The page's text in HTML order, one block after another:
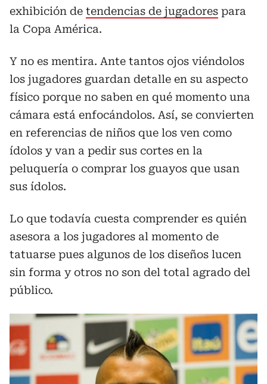
exhibición de tendencias de jugadores para
la Copa América.
Y no es mentira. Ante tantos ojos viéndolos
los jugadores guardan detalle en su aspecto
físico porque no saben en qué momento una
cámara está enfocándolos. Así, se convierten
en referencias de niños que los ven como
ídolos y van a pedir sus cortes en la
peluquería o comprar los guayos que usan
sus ídolos.
Lo que todavía cuesta comprender es quién
asesora a los jugadores al momento de
tatuarse pues algunos de los diseños lucen
sin forma y otros no son del total agrado del
público.